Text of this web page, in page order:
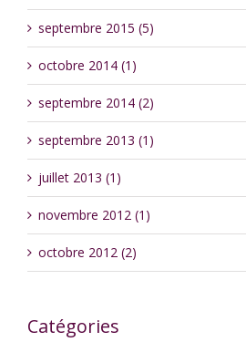
septembre 2015 (5)
octobre 2014 (1)
septembre 2014 (2)
septembre 2013 (1)
juillet 2013 (1)
novembre 2012 (1)
octobre 2012 (2)
Catégories